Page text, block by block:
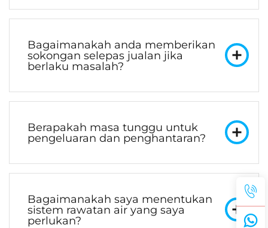
Bagaimanakah anda memberikan
sokongan selepas jualan jika
berlaku masalah?
Berapakah masa tunggu untuk
pengeluaran dan penghantaran?
Bagaimanakah saya menentukan
sistem rawatan air yang saya
perlukan?